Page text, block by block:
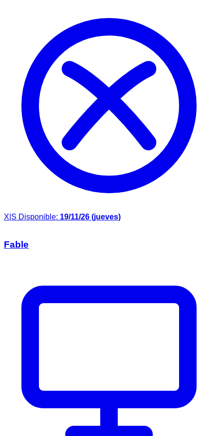
X|S Disponible: 19/11/26 (jueves)
Fable